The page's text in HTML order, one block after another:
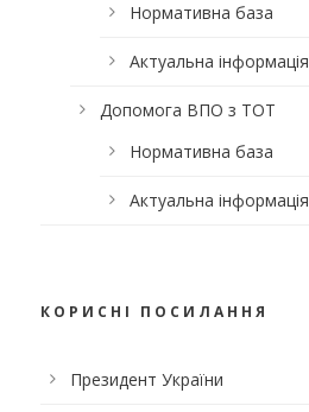
Нормативна база
Актуальна інформація
Допомога ВПО з ТОТ
Нормативна база
Актуальна інформація
КОРИСНІ ПОСИЛАННЯ
Президент України